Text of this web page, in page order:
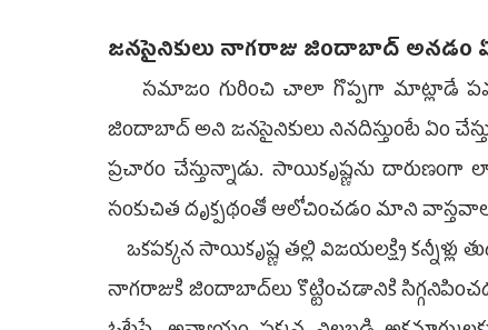
జనసైనికులు నాగరాజు జిందాబాద్‌ అనడం
సమాజం గురించి చాలా గొప్పగా మాట్లాడే
జిందాబాద్‌ అని జనసైనికులు నినదిస్తుంటే ఏం
ప్రచారం చేస్తున్నాడు. సాయికృష్ణను దారుణంగా
సంకుచిత దృక్పథంతో ఆలోచించడం మాని
ఒకపక్కన సాయికృష్ణ తల్లి విజయలక్ష్మి
నాగరాజుకి జిందాబాద్‌లు కొట్టించడానికి